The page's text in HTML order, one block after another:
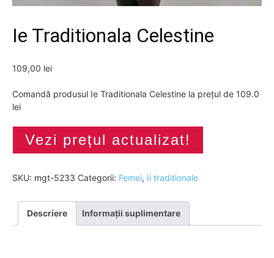
Ie Traditionala Celestine
109,00 lei
Comandă produsul Ie Traditionala Celestine la prețul de 109.0
lei
Vezi prețul actualizat!
SKU: mgt-5233 Categorii: Femei, Ii traditionale
Descriere Informații suplimentare